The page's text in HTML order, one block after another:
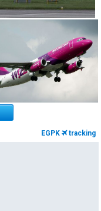
EGPK tracking